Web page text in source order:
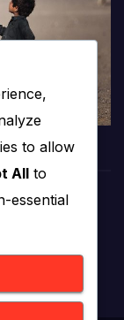
to allow
All to
essential